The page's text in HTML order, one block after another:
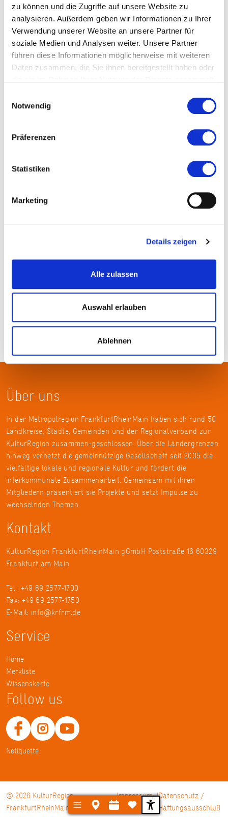
zu können und die Zugriffe auf unsere Website zu
analysieren. Außerdem geben wir Informationen zu Ihrer
Verwendung unserer Website an unsere Partner für
soziale Medien und Analysen weiter. Unsere Partner
führen diese Informationen möglicherweise mit weiteren
Daten zusammen, die Sie ihnen bereitgestellt haben oder
Notwendig
Präferenzen
Statistiken
Marketing
Details zeigen
Alle zulassen
Auswahl erlauben
Ablehnen
umfangreichen Workshop-Angebot, wird es beim
Rahmenprogramm auch wieder Gelegenheiten zum
Feiern, Austausch und zur Diskussion geben.
Um euch weiter zu informieren, könnt ihr
Komplettes Programm
Über uns
In der Metropolregion FrankfurtRheinMain haben sich rund 50
Landkreise, Städte, Gemeinden und der Regionalverband zur
KulturRegion zusammen-geschlossen. Über die Ländergrenzen
hinweg vernetzt die gemeinnützige Gesellschaft seit 2005 die
vielfältige lokale und regionale Kultur und fördert die
interkommunale Zusammenarbeit. Gemeinsam mit ihren
Mitgliedern präsentiert sie Projekte und setzt Impulse zu
wechselnden Themen.
Kontakt
KulturRegion FrankfurtRheinMain gGmbH Poststraße 16 60329
Frankfurt am Main
Tel.: +49 69 2577-1700
Fax: +49 69 2577-1750
E-Mail: info@krfrm.de
Service
Home
Merkliste
Wissenskarte
Follow us
Netiquette
© 2026 KulturRegion
FrankfurtRheinMain gGmbH
Impressum Datenschutz /
Haftungsausschluß